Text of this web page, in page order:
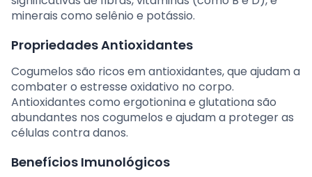
minerais como selênio e potássio.
Propriedades Antioxidantes
Cogumelos são ricos em antioxidantes, que ajudam a
combater o estresse oxidativo no corpo.
Antioxidantes como ergotionina e glutationa são
abundantes nos cogumelos e ajudam a proteger as
células contra danos.
Benefícios Imunológicos